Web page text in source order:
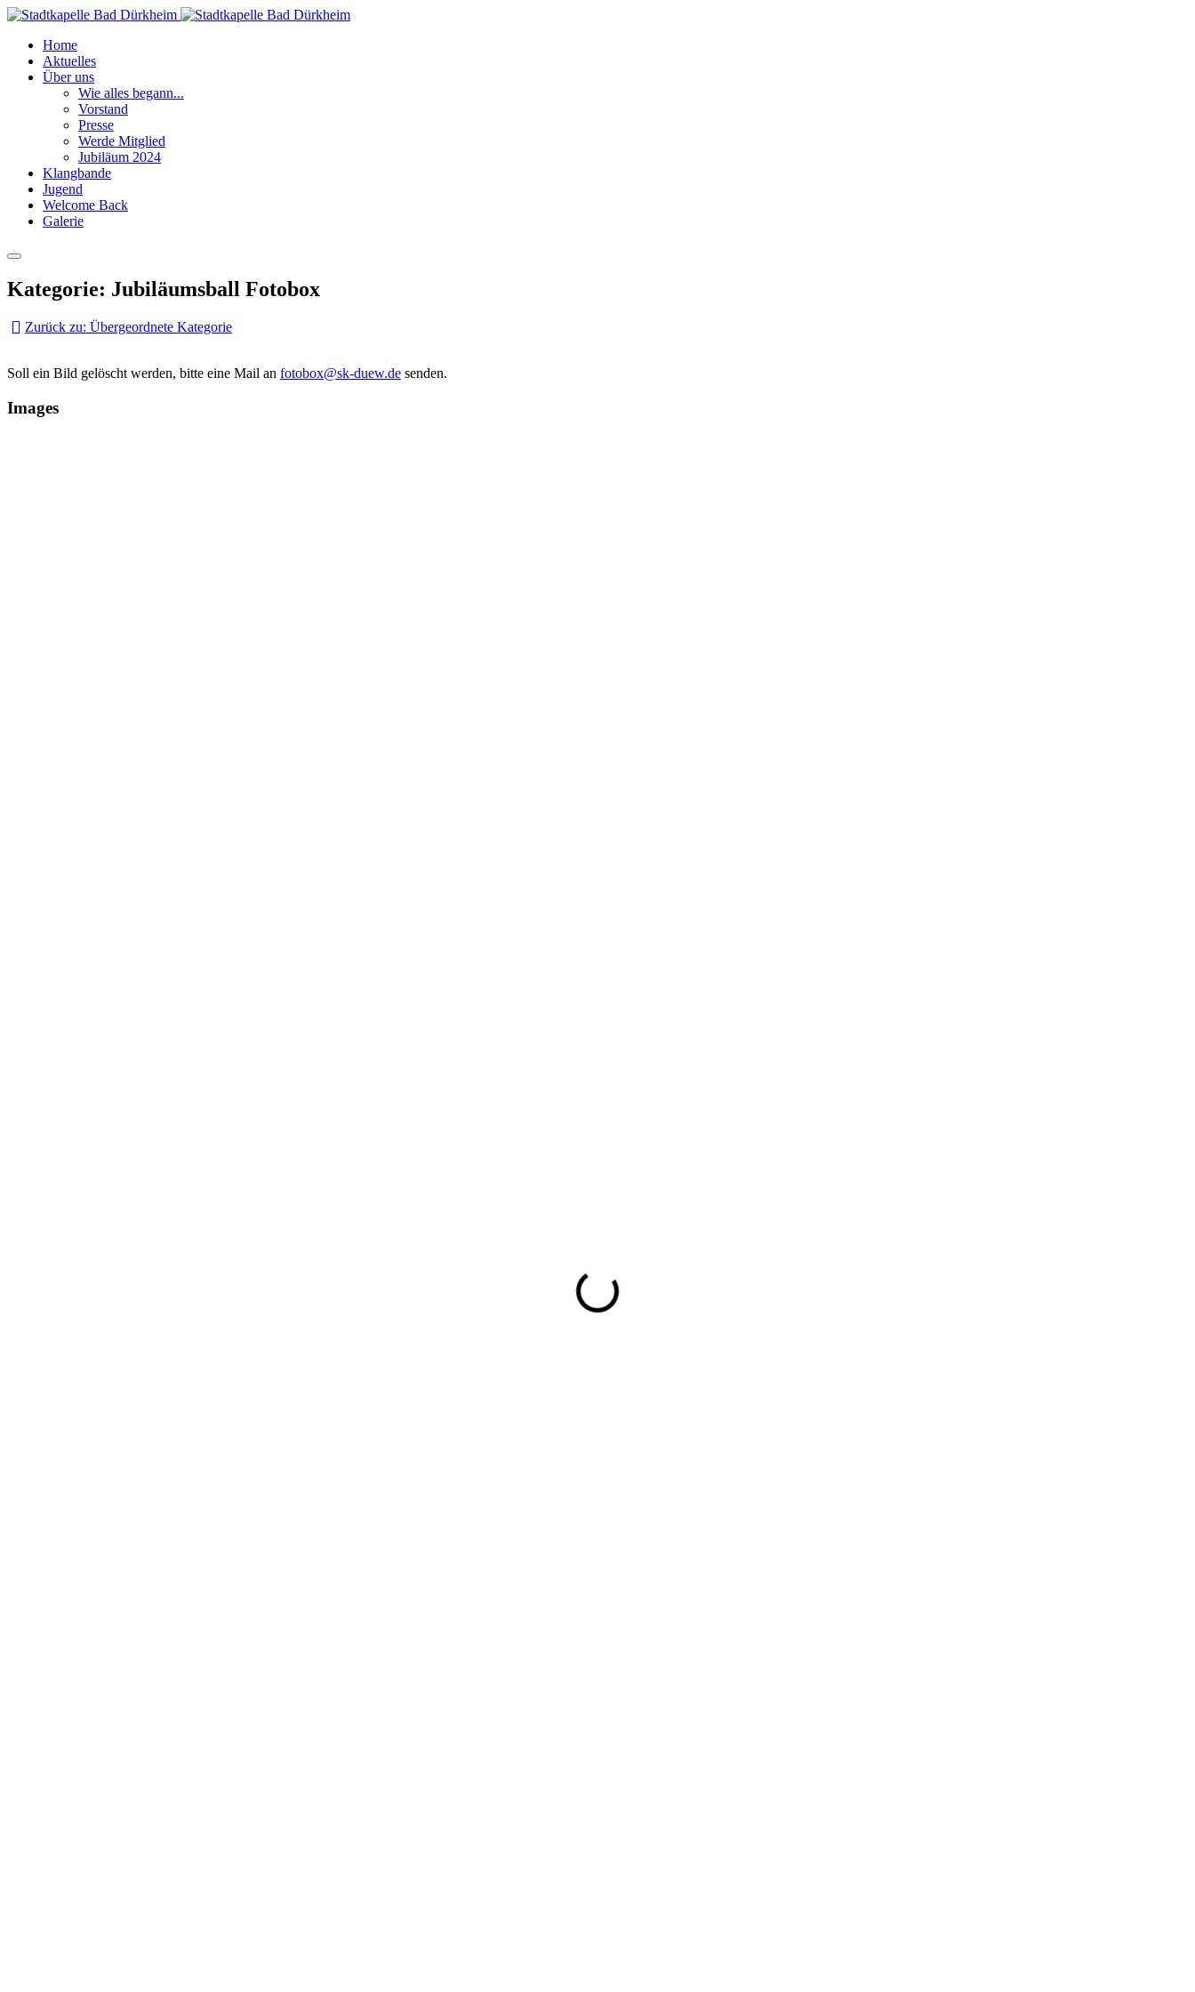
Home
Aktuelles
Über uns
Wie alles begann...
Vorstand
Presse
Werde Mitglied
Jubiläum 2024
Klangbande
Jugend
Welcome Back
Galerie
Kategorie: Jubiläumsball Fotobox
Zurück zu: Übergeordnete Kategorie
Soll ein Bild gelöscht werden, bitte eine Mail an fotobox@sk-duew.de senden.
Images